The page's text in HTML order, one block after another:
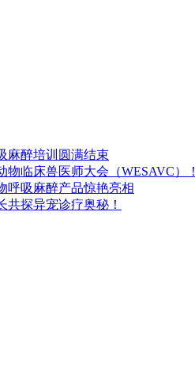
麻醉培训圆满结束
临床兽医师大会（WESAVC）！
呼吸麻醉产品惊艳亮相
探异宠诊疗奥秘！